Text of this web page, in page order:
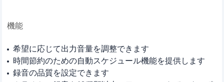
機能
希望に応じて出力音量を調整できます
時間節約のための自動スケジュール機能を提供します
録音の品質を設定できます